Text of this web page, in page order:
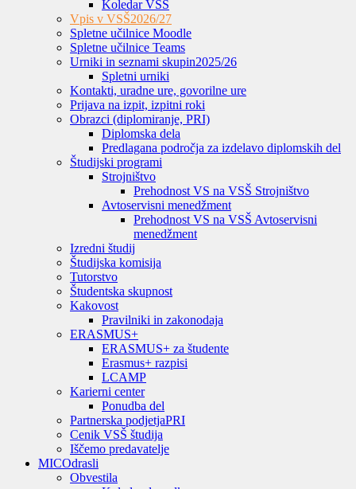
Koledar VSŠ
Vpis v VSŠ2026/27
Spletne učilnice Moodle
Spletne učilnice Teams
Urniki in seznami skupin2025/26
Spletni urniki
Kontakti, uradne ure, govorilne ure
Prijava na izpit, izpitni roki
Obrazci (diplomiranje, PRI)
Diplomska dela
Predlagana področja za izdelavo diplomskih del
Študijski programi
Strojništvo
Prehodnost VS na VSŠ Strojništvo
Avtoservisni menedžment
Prehodnost VS na VSŠ Avtoservisni
menedžment
Izredni študij
Študijska komisija
Tutorstvo
Študentska skupnost
Kakovost
Pravilniki in zakonodaja
ERASMUS+
ERASMUS+ za študente
Erasmus+ razpisi
LCAMP
Karierni center
Ponudba del
Partnerska podjetjaPRI
Cenik VSŠ študija
Iščemo predavatelje
MICOdrasli
Obvestila